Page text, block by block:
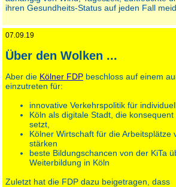
ihren Gesundheits-Status auf jeden Fall
07.09.19
Über den Wolken ...
Aber die Kölner FDP beschloss auf einem
einzutreten für:
innovative Verkehrspolitik für
Köln als digitale Stadt, die
setzt,
Kölner Wirtschaft für die
stärken
beste Bildungschancen von der KiTa
Weiterbildung in Köln
Zuletzt hat die FDP dazu beigetragen, dass